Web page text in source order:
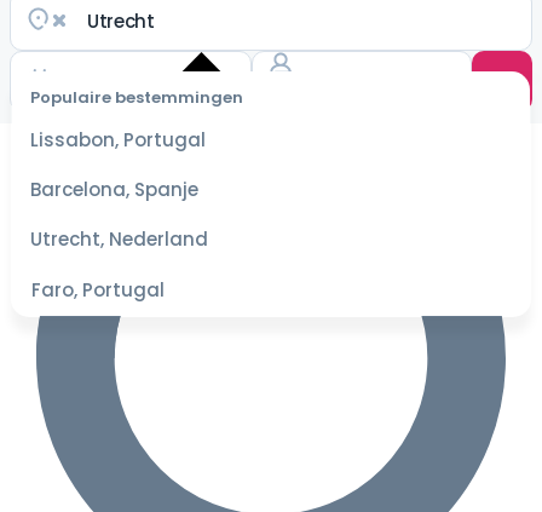
Populaire bestemmingen
Lissabon, Portugal
Barcelona, Spanje
Utrecht, Nederland
Faro, Portugal
Selecteer
datum
beste